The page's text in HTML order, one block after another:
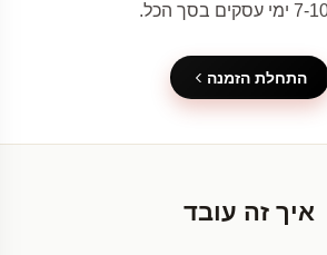
התחלת הזמנה
איך זה עובד